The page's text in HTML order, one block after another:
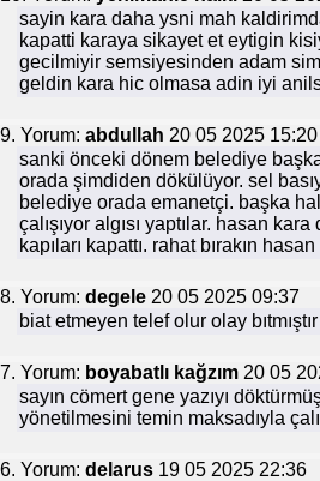
sayin kara daha ysni mah
kapatti karaya sikayet et eytigin
gecilmiyir semsiyesinden adam
geldin kara hic olmasa adin iyi
9. Yorum: abdullah 20 05 2025 15:20
sanki önceki dönem belediye
orada şimdiden dökülüyor. sel
belediye orada emanetçi. başka
çalışıyor algısı yaptılar. hasan
kapıları kapattı. rahat bırakın
8. Yorum: degele 20 05 2025 09:37
biat etmeyen telef olur olay bıtmıştır
7. Yorum: boyabatlı kağzım 20 05
sayın cömert gene yazıyı
yönetilmesini temin maksadıyla
6. Yorum: delarus 19 05 2025 22:36